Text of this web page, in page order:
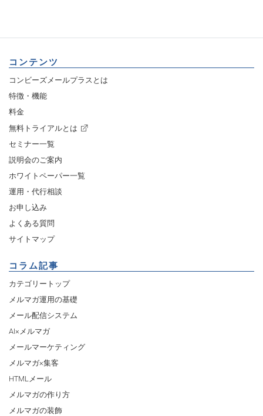
コンテンツ
コンビーズメールプラスとは
特徴・機能
料金
無料トライアルとは
セミナー一覧
説明会のご案内
ホワイトペーパー一覧
運用・代行相談
お申し込み
よくある質問
サイトマップ
コラム記事
カテゴリートップ
メルマガ運用の基礎
メール配信システム
AI×メルマガ
メールマーケティング
メルマガ×集客
HTMLメール
メルマガの作り方
メルマガの装飾